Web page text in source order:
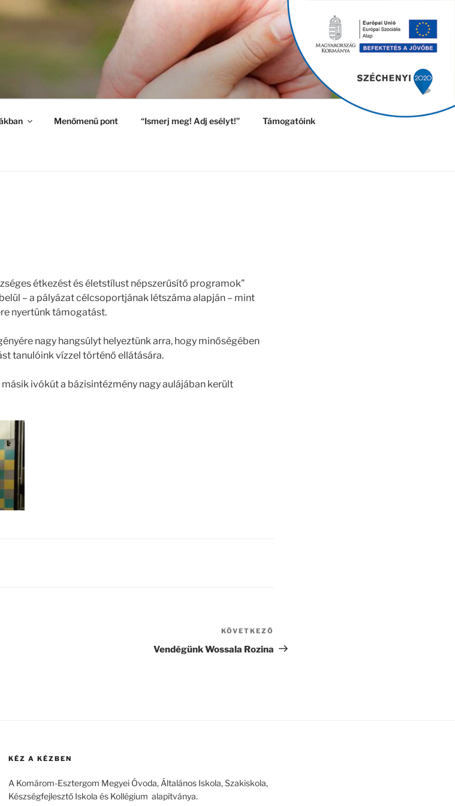
Menőmenü pont “Ismerj meg! Adj esélyt!” Támogatóink
étkezést és életstílust népszerűsítő programok”
– a pályázat célcsoportjának létszáma alapján – mint
nyertünk támogatást.
nagy hangsúlyt helyeztünk arra, hogy minőségében
tanulóink vízzel történő ellátására.
ivókút a bázisintézmény nagy aulájában került
bejegyzés
KÖVETKEZŐ
Vendégünk Wossala Rozina
KÉZ A KÉZBEN
A Komárom-Esztergom Megyei Óvoda, Általános Iskola, Szakiskola,
Készségfejlesztő Iskola és Kollégium alapítványa.